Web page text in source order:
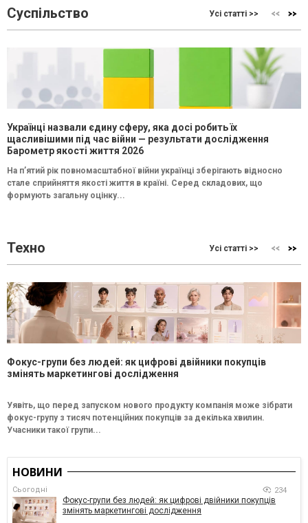
Суспільство Усі статті >>
Українці назвали єдину сферу, яка досі робить їх
щасливішими під час війни — результати дослідження
Барометр якості життя 2026
На п’ятий рік повномасштабної війни українці зберігають відносно
стале сприйняття якості життя в країні. Серед складових, що
формують загальну оцінку...
Техно Усі статті >>
Фокус-групи без людей: як цифрові двійники покупців
змінять маркетингові дослідження
Уявіть, що перед запуском нового продукту компанія може зібрати
фокус-групу з тисяч потенційних покупців за декілька хвилин.
Учасники такої групи...
НОВИНИ
Сьогодні 234
Фокус-групи без людей: як цифрові двійники покупців
змінять маркетингові дослідження